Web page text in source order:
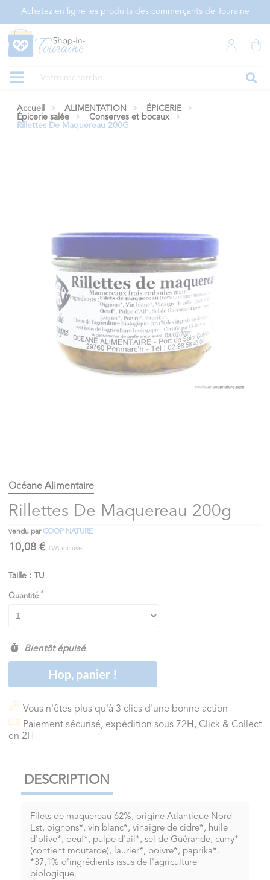
Achetez en ligne les produits des commerçants de Touraine
Accueil ALIMENTATION
ÉPICERIE
Épicerie salée
Conserves et bocaux
Rillettes De Maquereau 200G
Océane Alimentaire
Rillettes De Maquereau 200g
vendu parCOOP NATURE
10,08 € TVA incluse
Taille : TU
Quantité
Bientôt épuisé
Hop, panier !
Vous n'êtes plus qu'à 3 clics d'une bonne action
Paiement sécurisé, expédition sous 72H, Click & Collect
en 2H
DESCRIPTION
Filets de maquereau 62%, origine Atlantique Nord-
Est, oignons*, vin blanc*, vinaigre de cidre*, huile
d'olive*, oeuf*, pulpe d'ail*, sel de Guérande, curry*
(contient moutarde), laurier*, poivre*, paprika*.
*37,1% d'ingrédients issus de l'agriculture
biologique.
Panneau de gestion des cookies